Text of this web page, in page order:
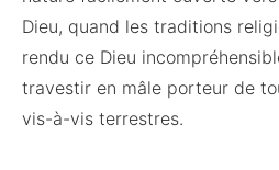
Dieu, quand les traditions
rendu ce Dieu
travestir en mâle porteur de
vis-à-vis terrestres.